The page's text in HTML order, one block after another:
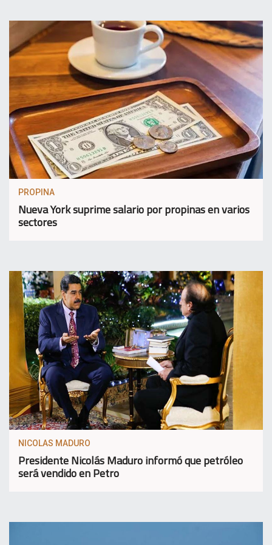
PROPINA
Nueva York suprime salario por propinas en varios
sectores
NICOLAS MADURO
Presidente Nicolás Maduro informó que petróleo
será vendido en Petro